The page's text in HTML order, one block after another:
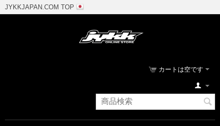
JYKKJAPAN.COM TOP
カートは空です